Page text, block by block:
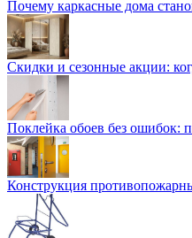
Почему каркасные дома
Скидки и сезонные акции:
Поклейка обоев без ошибок:
Конструкция